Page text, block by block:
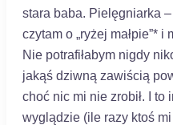
stara baba. Pielęgniarka
czytam o „ryżej małpie”*
Nie potrafiłabym nigdy
jakąś dziwną zawiścią
choć nic mi nie zrobił. I to
wyglądzie (ile razy ktoś